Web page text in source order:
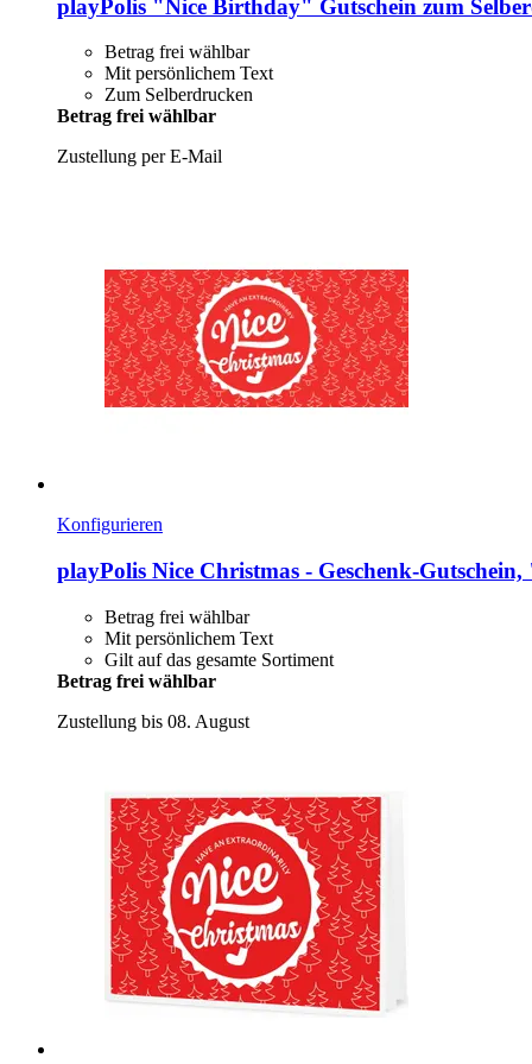
playPolis "Nice Birthday" Gutschein zum
Betrag frei wählbar
Mit persönlichem Text
Zum Selberdrucken
Betrag frei wählbar
Zustellung per E-Mail
Konfigurieren
playPolis Nice Christmas -​ Geschenk-​
Betrag frei wählbar
Mit persönlichem Text
Gilt auf das gesamte Sortiment
Betrag frei wählbar
Zustellung bis 08. August